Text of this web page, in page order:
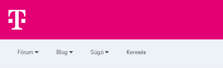
Fórum Blog Súgó Keresés